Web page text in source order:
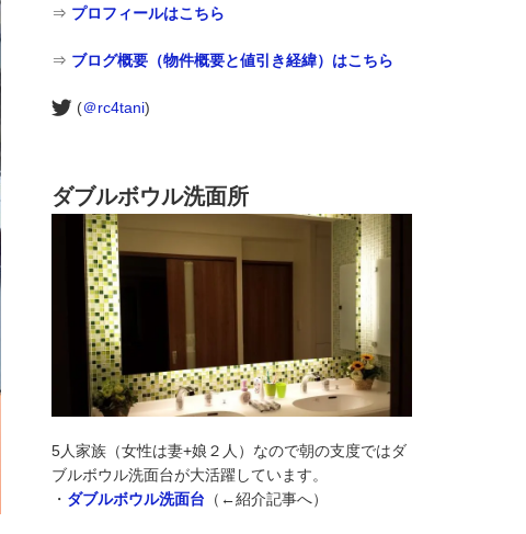
⇒ プロフィールはこちら
⇒ ブログ概要（物件概要と値引き経緯）はこちら
(＠rc4tani)
ダブルボウル洗面所
5人家族（女性は妻+娘２人）なので朝の支度ではダ
ブルボウル洗面台が大活躍しています。
・ ダブルボウル洗面台 （←紹介記事へ）